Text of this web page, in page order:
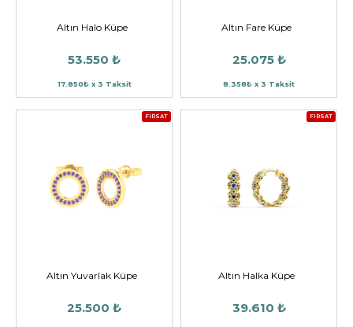
Altın Halo Küpe
53.550 ₺
17.850₺ x 3 Taksit
Altın Fare Küpe
25.075 ₺
8.358₺ x 3 Taksit
FIRSAT
Altın Yuvarlak Küpe
25.500 ₺
FIRSAT
Altın Halka Küpe
39.610 ₺